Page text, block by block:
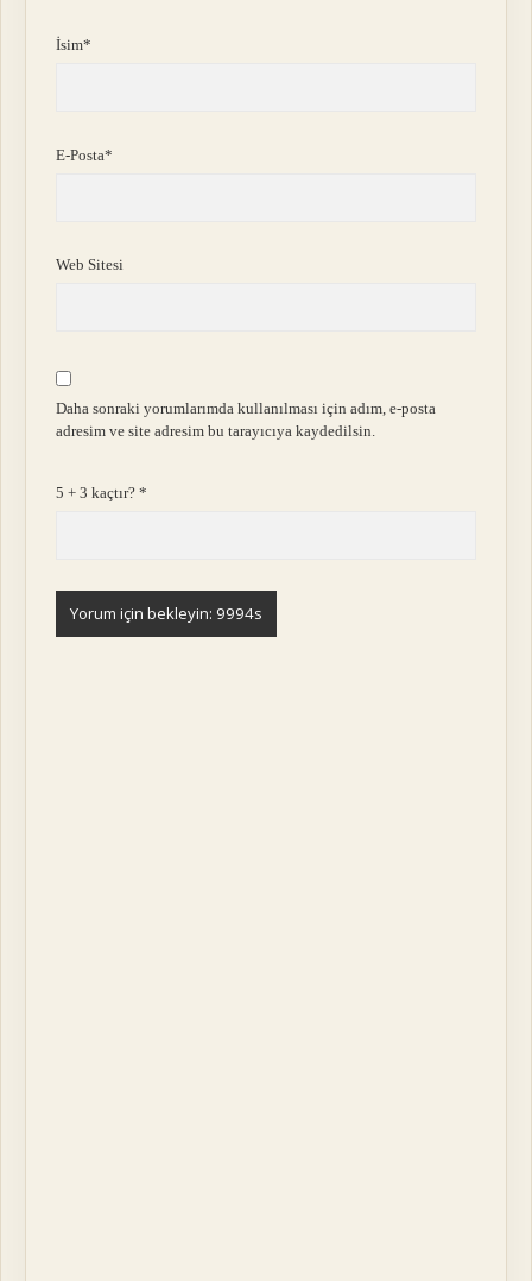
İsim*
E-Posta*
Web Sitesi
Daha sonraki yorumlarımda kullanılması için adım, e-posta
adresim ve site adresim bu tarayıcıya kaydedilsin.
5 + 3 kaçtır?*